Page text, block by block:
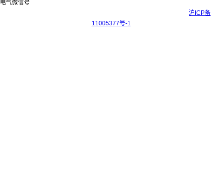
沪ICP备
11005377号-1